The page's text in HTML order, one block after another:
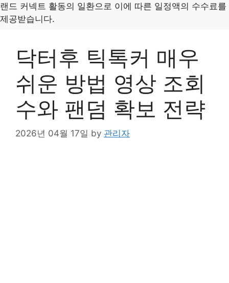
랜드 커넥트 활동의 일환으로 이에 따른 일정액의 수수료를
제공받습니다.
닥터후 틱톡커 매우
쉬운 방법 영상 조회
수와 팬덤 확보 전략
2026년 04월 17일 by 관리자